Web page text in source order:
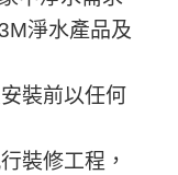
淨水產品及
裝前以任何
裝修工程，